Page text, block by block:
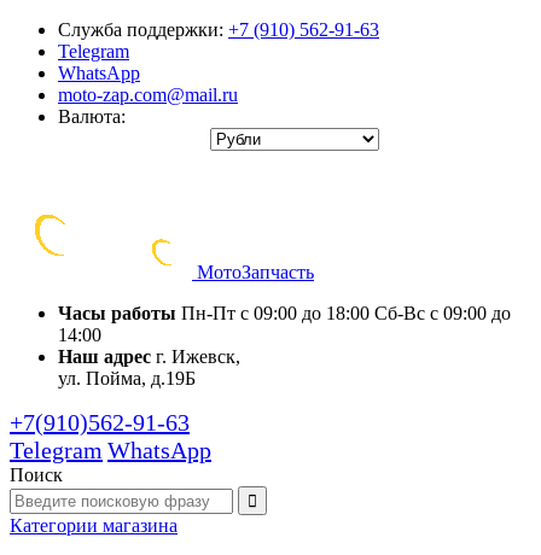
Служба поддержки: +7 (910) 562-91-63
Telegram
WhatsApp
moto-zap.com@mail.ru
Валюта:
МотоЗапчасть
Часы работы Пн-Пт с 09:00 до 18:00 Сб-Вс с 09:00 до
14:00
Наш адрес г. Ижевск,
ул. Пойма, д.19Б
+7(910)562-91-63
Telegram WhatsApp
Поиск
Категории магазина